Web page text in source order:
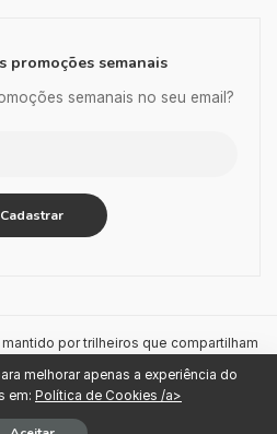
promoções semanais
semanais no seu email?
por trilheiros que compartilham
para trilheiros de todos os níveis.
utilizamos links de afiliados de
do nosso projeto. Obrigado!
melhorar apenas a experiência do
em: Política de Cookies /a>